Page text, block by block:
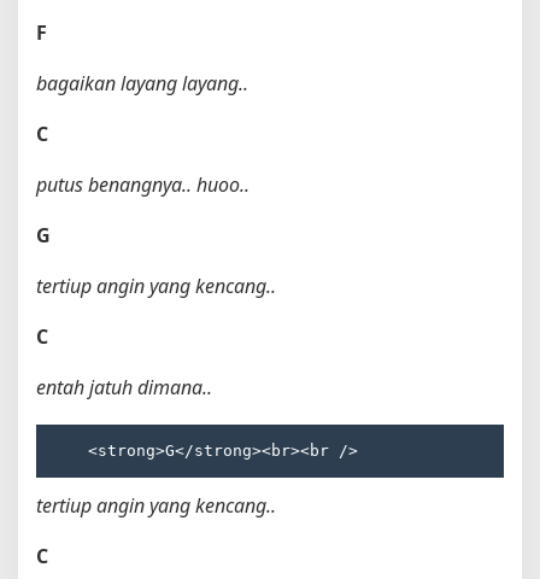
F
bagaikan layang layang..
C
putus benangnya.. huoo..
G
tertiup angin yang kencang..
C
entah jatuh dimana..
tertiup angin yang kencang..
C